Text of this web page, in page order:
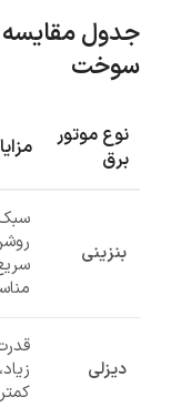
جدول مقایسه
سوخت
نوع موتور
برق
مزایا
بنزینی
دیزلی
کمتر